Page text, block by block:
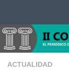
ACTUALIDAD